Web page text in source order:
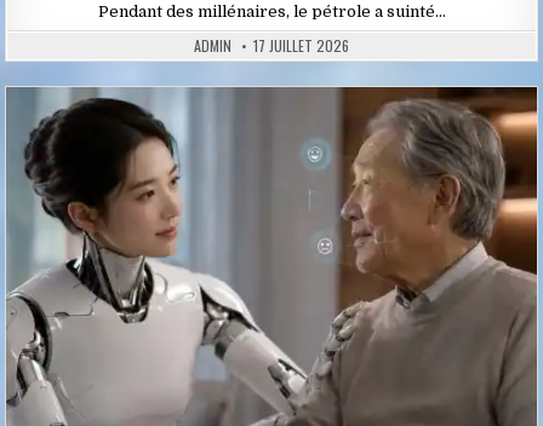
Pendant des millénaires, le pétrole a suinté…
ADMIN 17 JUILLET 2026